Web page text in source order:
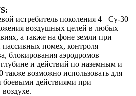
истребитель поколения 4+ Су-30
воздушных целей в любых
а также на фоне земли при
помех, контроля
блокирования аэродромов
и действий по наземным и
возможно использовать для
действиями при